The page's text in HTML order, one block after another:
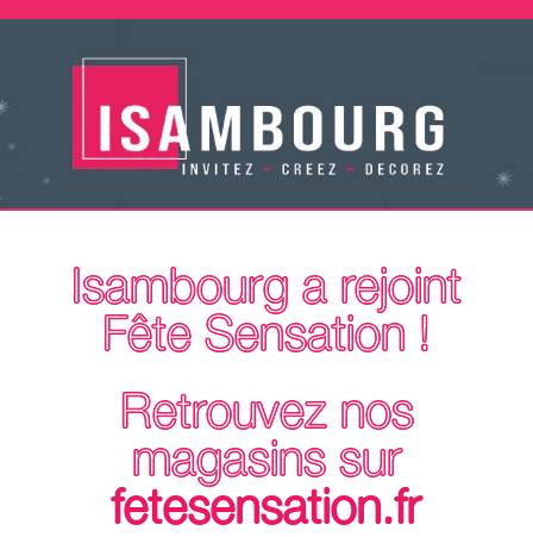
Isambourg a rejoint
Fête Sensation !
Retrouvez nos
magasins sur
fetesensation.fr